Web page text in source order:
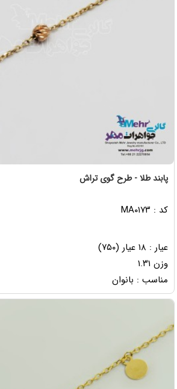
پابند طلا - طرح گوی تراش
کد : MA۰۱۷۳
عیار : ۱۸ عیار (۷۵۰)
وزن ۱.۳۱
مناسب : بانوان